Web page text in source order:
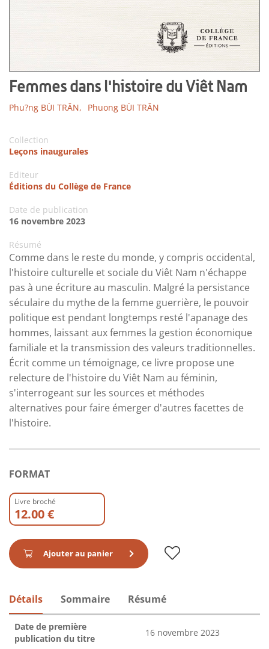
Femmes dans l'histoire du Viêt Nam
Phu?ng BÙI TRÂN, Phuong BÙI TRÂN
Collection
Leçons inaugurales
Editeur
Éditions du Collège de France
Date de publication
16 novembre 2023
Résumé
Comme dans le reste du monde, y compris occidental,
l'histoire culturelle et sociale du Viêt Nam n'échappe
pas à une écriture au masculin. Malgré la persistance
séculaire du mythe de la femme guerrière, le pouvoir
politique est pendant longtemps resté l'apanage des
hommes, laissant aux femmes la gestion économique
familiale et la transmission des valeurs traditionnelles.
Écrit comme un témoignage, ce livre propose une
relecture de l'histoire du Viêt Nam au féminin,
s'interrogeant sur les sources et méthodes
alternatives pour faire émerger d'autres facettes de
l'histoire.
FORMAT
Livre broché
12.00 €
Ajouter au panier
Détails Sommaire Résumé
Date de première
publication du titre
16 novembre 2023